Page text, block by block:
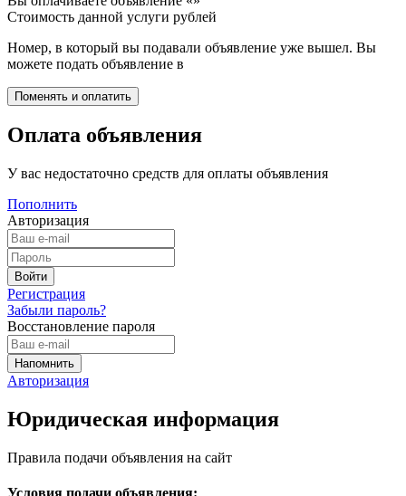
Стоимость данной услуги рублей
Номер, в который вы подавали объявление уже вышел. Вы
можете подать объявление в
Оплата объявления
У вас недостаточно средств для оплаты объявления
Пополнить
Авторизация
Регистрация
Забыли пароль?
Восстановление пароля
Авторизация
Юридическая информация
Правила подачи объявления на сайт